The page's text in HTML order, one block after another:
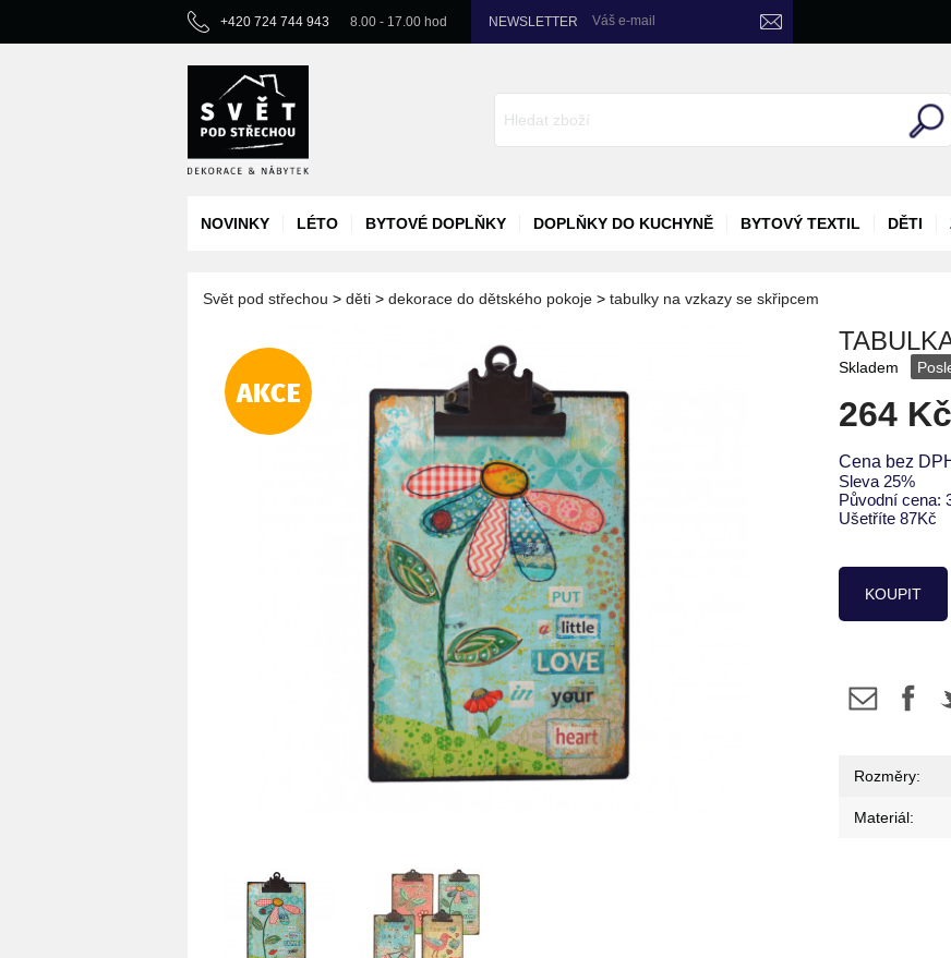
+420 724 744 943 8.00 - 17.00 hod NEWSLETTER Váš e-mail
NOVINKY LÉTO BYTOVÉ DOPLŇKY DOPLŇKY DO KUCHYNĚ BYTOVÝ TEXTIL DĚTI
Svět pod střechou > děti > dekorace do dětského pokoje > tabulky na vzkazy se skřipcem
AKCE
Skladem
264 Kč
Cena bez
Sleva 25%
Původní cena:
Ušetříte87Kč
KOUPIT
Rozměry:
Materiál: